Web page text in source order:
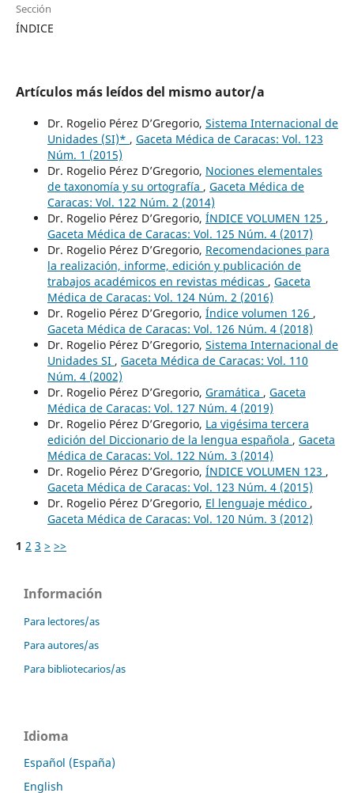
Sección
ÍNDICE
Artículos más leídos del mismo autor/a
Dr. Rogelio Pérez D’Gregorio, Sistema Internacional de
Unidades (SI)* , Gaceta Médica de Caracas: Vol. 123
Núm. 1 (2015)
Dr. Rogelio Pérez D’Gregorio, Nociones elementales
de taxonomía y su ortografía , Gaceta Médica de
Caracas: Vol. 122 Núm. 2 (2014)
Dr. Rogelio Pérez D’Gregorio, ÍNDICE VOLUMEN 125 ,
Gaceta Médica de Caracas: Vol. 125 Núm. 4 (2017)
Dr. Rogelio Pérez D’Gregorio, Recomendaciones para
la realización, informe, edición y publicación de
trabajos académicos en revistas médicas , Gaceta
Médica de Caracas: Vol. 124 Núm. 2 (2016)
Dr. Rogelio Pérez D’Gregorio, Índice volumen 126 ,
Gaceta Médica de Caracas: Vol. 126 Núm. 4 (2018)
Dr. Rogelio Pérez D’Gregorio, Sistema Internacional de
Unidades SI , Gaceta Médica de Caracas: Vol. 110
Núm. 4 (2002)
Dr. Rogelio Pérez D’Gregorio, Gramática , Gaceta
Médica de Caracas: Vol. 127 Núm. 4 (2019)
Dr. Rogelio Pérez D’Gregorio, La vigésima tercera
edición del Diccionario de la lengua española , Gaceta
Médica de Caracas: Vol. 122 Núm. 3 (2014)
Dr. Rogelio Pérez D’Gregorio, ÍNDICE VOLUMEN 123 ,
Gaceta Médica de Caracas: Vol. 123 Núm. 4 (2015)
Dr. Rogelio Pérez D’Gregorio, El lenguaje médico ,
Gaceta Médica de Caracas: Vol. 120 Núm. 3 (2012)
1 2 3 > >>
Información
Para lectores/as
Para autores/as
Para bibliotecarios/as
Idioma
Español (España)
English